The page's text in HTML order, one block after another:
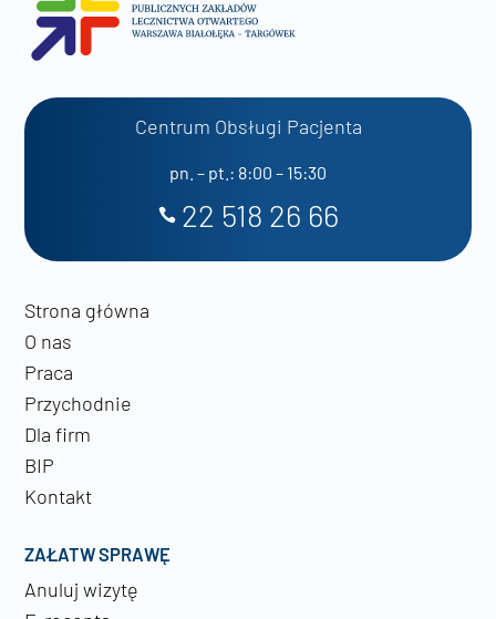
Centrum Obsługi Pacjenta
pn. – pt.: 8:00 – 15:30
22 518 26 66
Strona główna
O nas
Praca
Przychodnie
Dla firm
BIP
Kontakt
ZAŁATW SPRAWĘ
Anuluj wizytę